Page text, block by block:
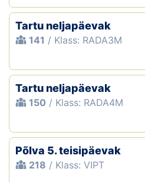
Klubid
Suletud maastikud
Püsirajad
Ajalugu
Koolitused
Tartu neljapäevak
141 / Klass: RADA3M
Tartu neljapäevak
150 / Klass: RADA4M
Põlva 5. teisipäevak
218 / Klass: VIPT